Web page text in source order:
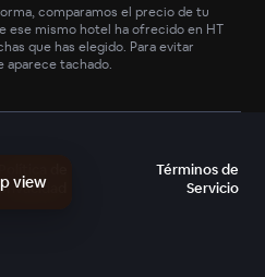
comparamos el precio de tu
ese mismo hotel ha ofrecido en HT
que has elegido. Para evitar
tachado.
Términos de
Servicio
view